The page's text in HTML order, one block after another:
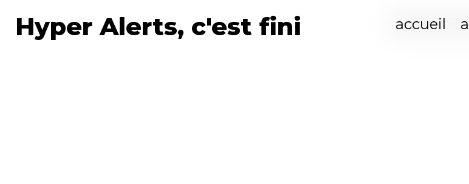
accueil
Hyper Alerts, c'est fini